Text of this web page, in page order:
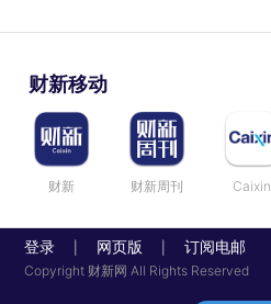
财新移动
财新 财新周刊 Caixin
登录 网页版 订阅电邮
Copyright 财新网 All Rights Reserved